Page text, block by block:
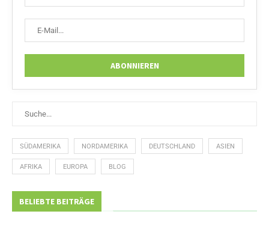
SÜDAMERIKA NORDAMERIKA DEUTSCHLAND ASIEN
AFRIKA EUROPA BLOG
BELIEBTE BEITRÄGE